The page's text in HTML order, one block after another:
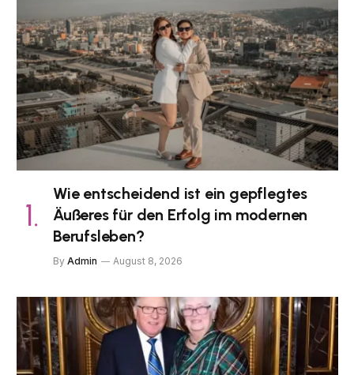
Wie entscheidend ist ein gepflegtes
Äußeres für den Erfolg im modernen
Berufsleben?
By Admin August 8, 2026